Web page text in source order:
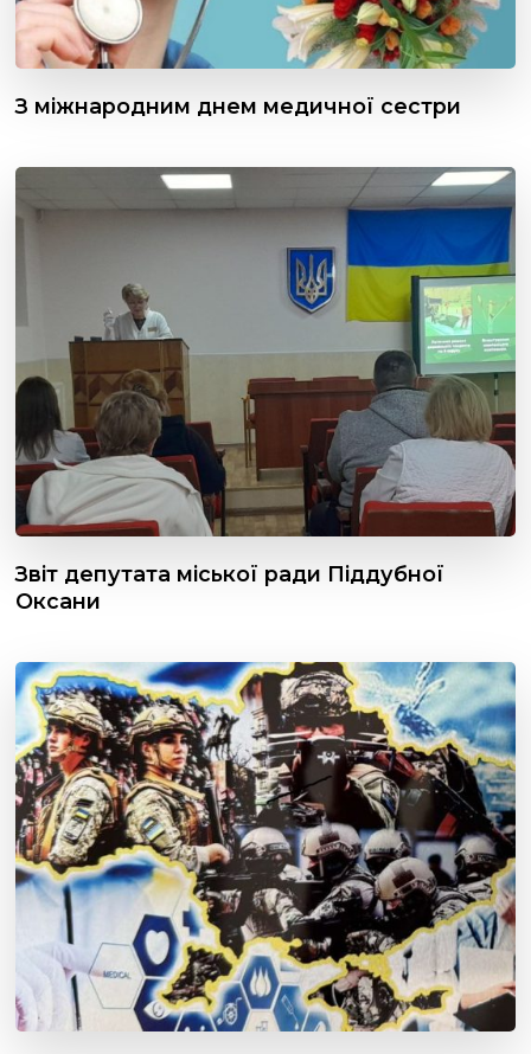
З міжнародним днем медичної сестри
Звіт депутата міської ради Піддубної
Оксани